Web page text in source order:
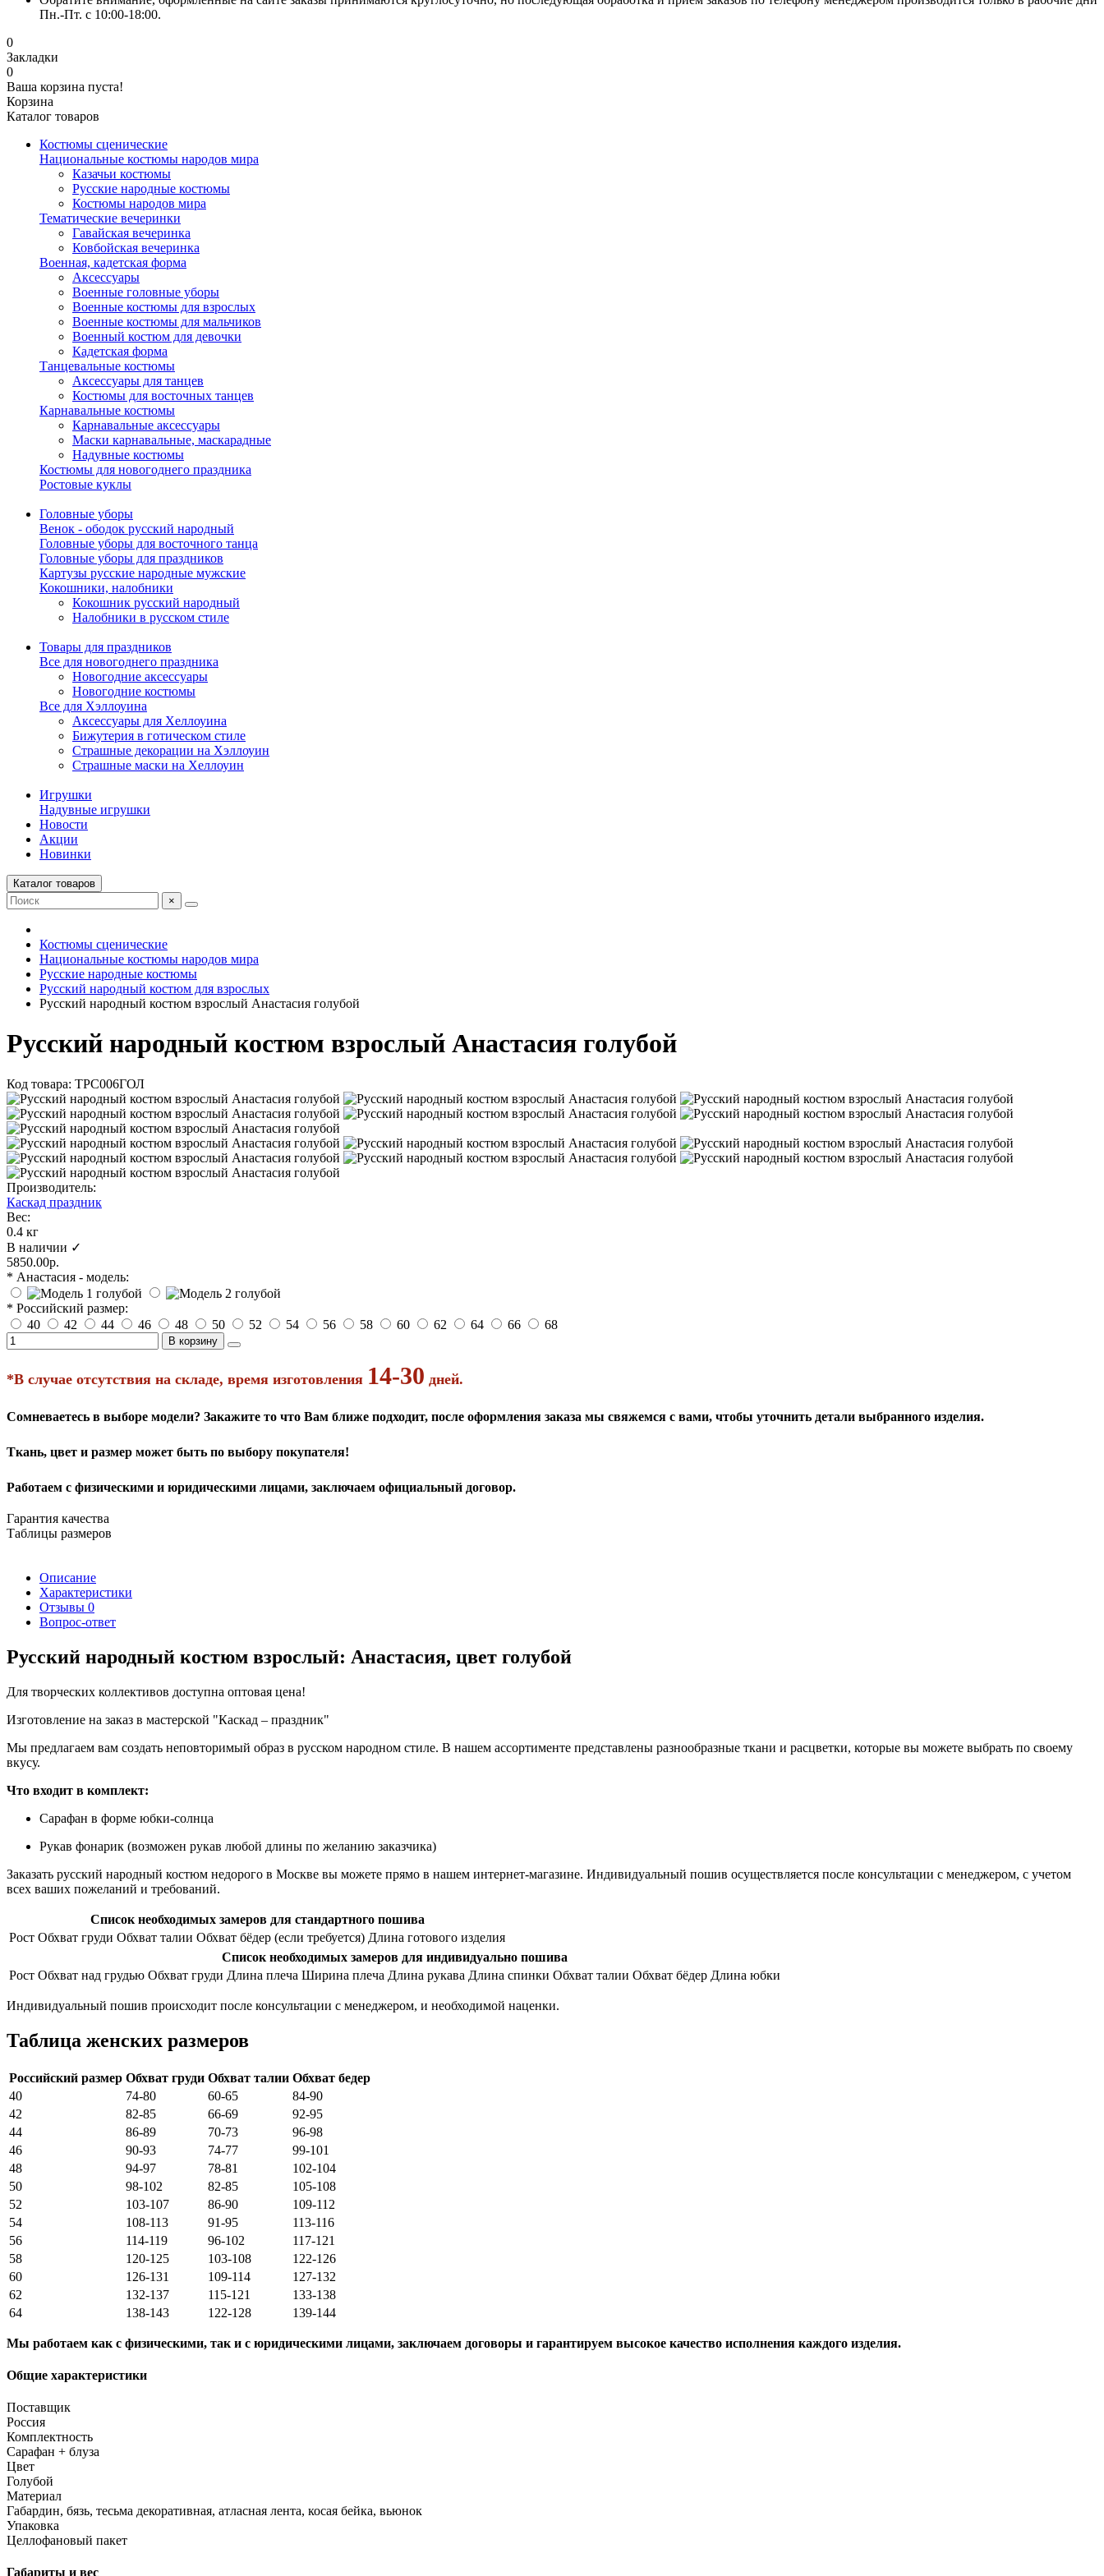
Пн.-Пт. с 10:00-18:00.
0
Закладки
0
Ваша корзина пуста!
Корзина
Каталог товаров
Костюмы сценические
Национальные костюмы народов мира
Казачьи костюмы
Русские народные костюмы
Костюмы народов мира
Тематические вечеринки
Гавайская вечеринка
Ковбойская вечеринка
Военная, кадетская форма
Аксессуары
Военные головные уборы
Военные костюмы для взрослых
Военные костюмы для мальчиков
Военный костюм для девочки
Кадетская форма
Танцевальные костюмы
Аксессуары для танцев
Костюмы для восточных танцев
Карнавальные костюмы
Карнавальные аксессуары
Маски карнавальные, маскарадные
Надувные костюмы
Костюмы для новогоднего праздника
Ростовые куклы
Головные уборы
Венок - ободок русский народный
Головные уборы для восточного танца
Головные уборы для праздников
Картузы русские народные мужские
Кокошники, налобники
Кокошник русский народный
Налобники в русском стиле
Товары для праздников
Все для новогоднего праздника
Новогодние аксессуары
Новогодние костюмы
Все для Хэллоуина
Аксессуары для Хеллоуина
Бижутерия в готическом стиле
Страшные декорации на Хэллоуин
Страшные маски на Хеллоуин
Игрушки
Надувные игрушки
Новости
Акции
Новинки
Каталог товаров
×
Костюмы сценические
Национальные костюмы народов мира
Русские народные костюмы
Русский народный костюм для взрослых
Русский народный костюм взрослый Анастасия голубой
Русский народный костюм взрослый Анастасия голубой
Код товара: ТРС006ГОЛ
Производитель:
Каскад праздник
Вес:
0.4 кг
В наличии ✓
5850.00р.
* Анастасия - модель:
* Российский размер:
40
42 44 46 48 50 52 54 56 58 60 62 64 66 68
В корзину
*В случае отсутствия на складе, время изготовления 14-30 дней.
Сомневаетесь в выборе модели? Закажите то что Вам ближе подходит, после оформления заказа мы свяжемся с вами, чтобы уточнить детали выбранного изделия.
Ткань, цвет и размер может быть по выбору покупателя!
Работаем с физическими и юридическими лицами, заключаем официальный договор.
Гарантия качества
Таблицы размеров
Описание
Характеристики
Отзывы 0
Вопрос-ответ
Русский народный костюм взрослый: Анастасия, цвет голубой
Для творческих коллективов доступна оптовая цена!
Изготовление на заказ в мастерской "Каскад – праздник"
Мы предлагаем вам создать неповторимый образ в русском народном стиле. В нашем ассортименте представлены разнообразные ткани и расцветки, которые вы можете выбрать по своему
вкусу.
Что входит в комплект:
Сарафан в форме юбки-солнца
Рукав фонарик (возможен рукав любой длины по желанию заказчика)
Заказать русский народный костюм недорого в Москве вы можете прямо в нашем интернет-магазине. Индивидуальный пошив осуществляется после консультации с менеджером, с учетом
всех ваших пожеланий и требований.
Список необходимых замеров для стандартного пошива
Рост Обхват груди Обхват талии Обхват бёдер (если требуется) Длина готового изделия
Список необходимых замеров для индивидуально пошива
Рост Обхват над грудью Обхват груди Длина плеча Ширина плеча Длина рукава Длина спинки Обхват талии Обхват бёдер Длина юбки
Индивидуальный пошив происходит после консультации с менеджером, и необходимой наценки.
Таблица женских размеров
Российский размер Обхват груди Обхват талии Обхват бедер
40
74-80 60-65
84-90
42
82-85 66-69
92-95
44
86-89 70-73
96-98
46
90-93 74-77
99-101
48
94-97 78-81
102-104
50
98-102 82-85
105-108
52
103-107 86-90
109-112
54
108-113 91-95
113-116
56
114-119 96-102
117-121
58
120-125 103-108
122-126
60
126-131 109-114
127-132
62
132-137 115-121
133-138
64
138-143 122-128 139-144
Мы работаем как с физическими, так и с юридическими лицами, заключаем договоры и гарантируем высокое качество исполнения каждого изделия.
Общие характеристики
Поставщик
Россия
Комплектность
Сарафан + блуза
Цвет
Голубой
Материал
Габардин, бязь, тесьма декоративная, атласная лента, косая бейка, вьюнок
Упаковка
Целлофановый пакет
Габариты и вес